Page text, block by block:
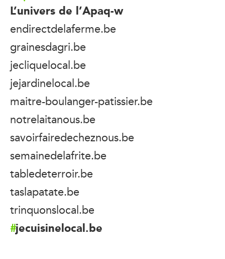
L’univers de l’Apaq-w
endirectdelaferme.be
grainesdagri.be
jecliquelocal.be
jejardinelocal.be
maitre-boulanger-patissier.be
notrelaitanous.be
savoirfairedecheznous.be
semainedelafrite.be
tabledeterroir.be
taslapatate.be
trinquonslocal.be
jecuisinelocal.be